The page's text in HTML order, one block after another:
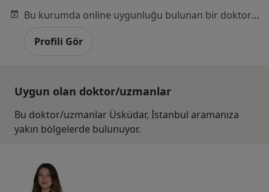
Bu kurumda online uygunluğu bulunan bir doktor veya uzman bulunamadı
Profili Gör
Uygun olan doktor/uzmanlar
Bu doktor/uzmanlar Üsküdar, İstanbul aramanıza
yakın bölgelerde bulunuyor.